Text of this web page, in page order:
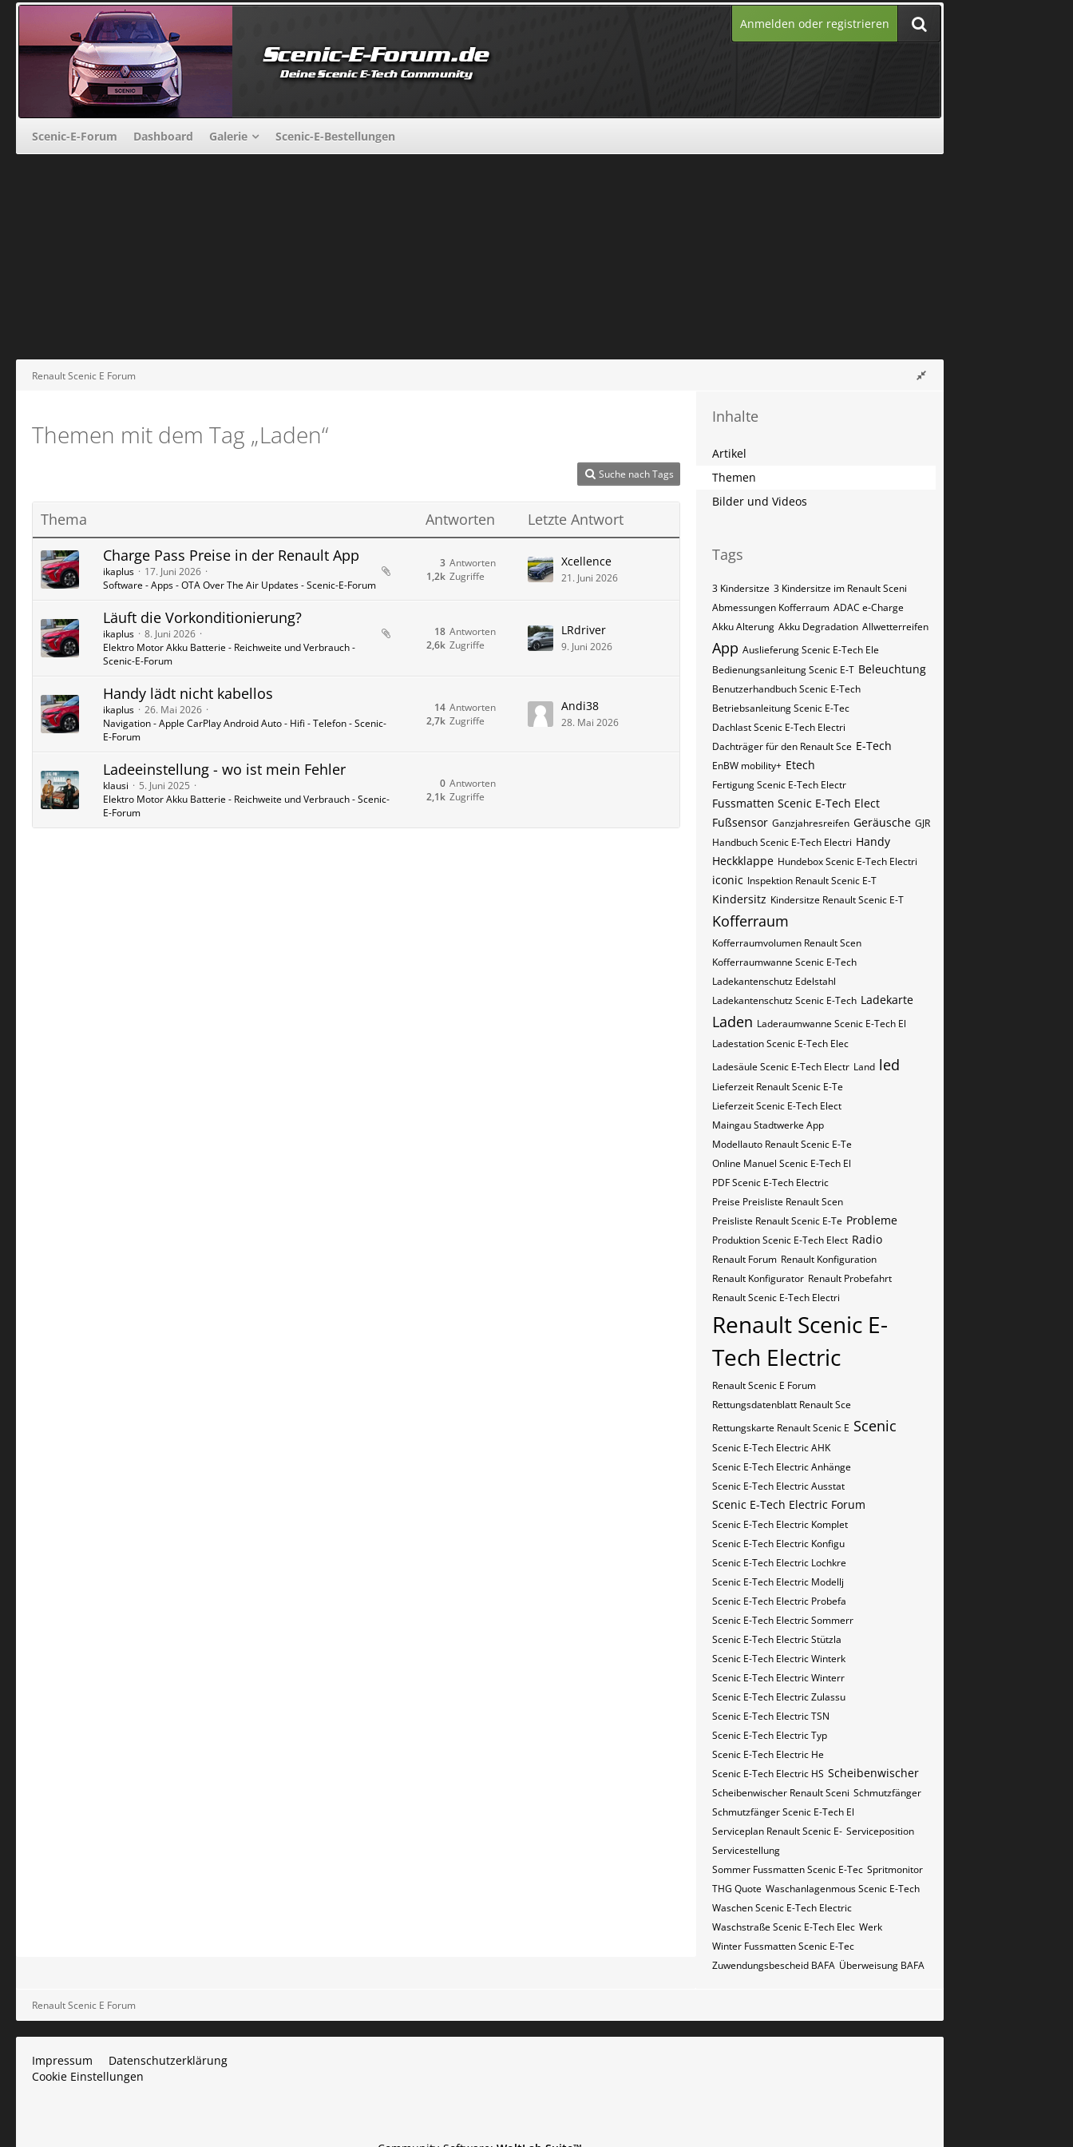
Anmelden oder registrieren
Scenic-E-Forum Dashboard Galerie Scenic-E-Bestellungen
Renault Scenic E Forum
Themen mit dem Tag „Laden“
Suche nach Tags
Thema Antworten
Letzte Antwort
Charge Pass Preise in der Renault App
ikaplus
17. Juni 2026
Software - Apps - OTA Over The Air Updates - Scenic-E-Forum
Antworten
3
Zugriffe
1,2k
Xcellence
21. Juni 2026
Läuft die Vorkonditionierung?
ikaplus
8. Juni 2026
Elektro Motor Akku Batterie - Reichweite und Verbrauch -
Scenic-E-Forum
Antworten
18
Zugriffe
2,6k
LRdriver
9. Juni 2026
Handy lädt nicht kabellos
ikaplus
26. Mai 2026
Navigation - Apple CarPlay Android Auto - Hifi - Telefon - Scenic-
E-Forum
Antworten
14
Zugriffe
2,7k
Andi38
28. Mai 2026
Ladeeinstellung - wo ist mein Fehler
klausi
5. Juni 2025
Elektro Motor Akku Batterie - Reichweite und Verbrauch - Scenic-
E-Forum
Antworten
0
Zugriffe
2,1k
Inhalte
Artikel
Themen
Bilder und Videos
Tags
3 Kindersitze 3 Kindersitze im Renault Sceni
Abmessungen Kofferraum ADAC e-Charge
Akku Alterung Akku Degradation Allwetterreifen
App Auslieferung Scenic E-Tech Ele
Bedienungsanleitung Scenic E-T Beleuchtung
Benutzerhandbuch Scenic E-Tech
Betriebsanleitung Scenic E-Tec
Dachlast Scenic E-Tech Electri
Dachträger für den Renault Sce E-Tech
EnBW mobility+ Etech
Fertigung Scenic E-Tech Electr
Fussmatten Scenic E-Tech Elect
Fußsensor Ganzjahresreifen Geräusche GJR
Handbuch Scenic E-Tech Electri Handy
Heckklappe Hundebox Scenic E-Tech Electri
iconic Inspektion Renault Scenic E-T
Kindersitz Kindersitze Renault Scenic E-T
Kofferraum
Kofferraumvolumen Renault Scen
Kofferraumwanne Scenic E-Tech
Ladekantenschutz Edelstahl
Ladekantenschutz Scenic E-Tech Ladekarte
Laden Laderaumwanne Scenic E-Tech El
Ladestation Scenic E-Tech Elec
Ladesäule Scenic E-Tech Electr Land led
Lieferzeit Renault Scenic E-Te
Lieferzeit Scenic E-Tech Elect
Maingau Stadtwerke App
Modellauto Renault Scenic E-Te
Online Manuel Scenic E-Tech El
PDF Scenic E-Tech Electric
Preise Preisliste Renault Scen
Preisliste Renault Scenic E-Te Probleme
Produktion Scenic E-Tech Elect Radio
Renault Forum Renault Konfiguration
Renault Konfigurator Renault Probefahrt
Renault Scenic E-Tech Electri
Renault Scenic E-
Tech Electric
Renault Scenic E Forum
Rettungsdatenblatt Renault Sce
Rettungskarte Renault Scenic E Scenic
Scenic E-Tech Electric AHK
Scenic E-Tech Electric Anhänge
Scenic E-Tech Electric Ausstat
Scenic E-Tech Electric Forum
Scenic E-Tech Electric Komplet
Scenic E-Tech Electric Konfigu
Scenic E-Tech Electric Lochkre
Scenic E-Tech Electric Modellj
Scenic E-Tech Electric Probefa
Scenic E-Tech Electric Sommerr
Scenic E-Tech Electric Stützla
Scenic E-Tech Electric Winterk
Scenic E-Tech Electric Winterr
Scenic E-Tech Electric Zulassu
Scenic E-Tech Electric​​​​ TSN
Scenic E-Tech Electric​​​​ Typ
Scenic E-Tech Electric​​​​​ He
Scenic E-Tech Electric​​​​​ HS Scheibenwischer
Scheibenwischer Renault​ Sceni Schmutzfänger
Schmutzfänger Scenic E-Tech El
Serviceplan Renault Scenic E- Serviceposition
Servicestellung
Sommer Fussmatten Scenic E-Tec Spritmonitor
THG Quote Waschanlagenmous Scenic E-Tech
Waschen Scenic E-Tech Electric
Waschstraße Scenic E-Tech Elec Werk
Winter Fussmatten Scenic E-Tec
Zuwendungsbescheid BAFA Überweisung BAFA
Renault Scenic E Forum
Impressum
Datenschutzerklärung
Cookie Einstellungen